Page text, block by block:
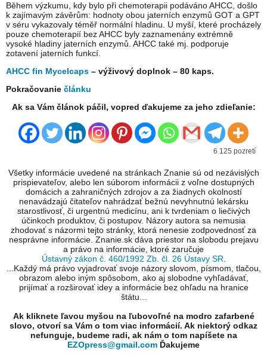
Během výzkumu, kdy bylo při chemoterapii podáváno AHCC, došlo
k zajímavým závěrům: hodnoty obou jaterních enzymů GOT a GPT
v séru vykazovaly téměř normální hladinu. U myší, které procházely
pouze chemoterapií bez AHCC byly zaznamenány extrémně
vysoké hladiny jaterních enzymů. AHCC také mj. podporuje
zotavení jaterních funkcí.
AHCC fin Mycelcaps – výživový doplnok – 80 kaps.
Pokračovanie článku
Ak sa Vám článok páčil, vopred ďakujeme za jeho zdieľanie:
6 125 pozretí
Všetky informácie uvedené na stránkach Znanie sú od nezávislých
prispievateľov, alebo len súborom informácii z voľne dostupných
domácich a zahraničných zdrojov a za žiadnych okolností
nenavádzajú čitateľov nahrádzať bežnú nevyhnutnú lekársku
starostlivosť, či urgentnú medicínu, ani k tvrdeniam o liečivých
účinkoch produktov, či postupov. Názory autora sa nemusia
zhodovať s názormi tejto stránky, ktorá nenesie zodpovednosť za
nesprávne informácie. Znanie.sk dáva priestor na slobodu prejavu
a právo na informácie, ktoré zaručuje
Ústavný zákon č. 460/1992 Zb. čl. 26 Ústavy SR
...Každý má právo vyjadrovať svoje názory slovom, písmom, tlačou,
obrazom alebo iným spôsobom, ako aj slobodne vyhľadávať,
prijímať a rozširovať idey a informácie bez ohľadu na hranice
štátu...
Ak kliknete ľavou myšou na ľubovoľné na modro zafarbené
slovo, otvorí sa Vám o tom viac informácií. Ak niektorý odkaz
nefunguje, budeme radi, ak nám o tom napíšete na
EZOpress@gmail.com Ďakujeme